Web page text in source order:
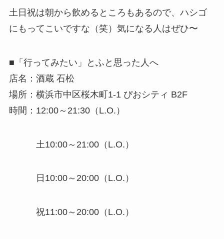
土日祝は朝から飲めるところもあるので、ハシゴ
にもってこいですな（笑）気になる人はぜひ〜
■「行ってみたい」とふと思った人へ
店名：酒蔵 石松
場所：横浜市中区桜木町1-1 ぴおシティ B2F
時間：12:00～21:30（L.O.）
土10:00～21:00（L.O.）
日10:00～20:00（L.O.）
祝11:00～20:00（L.O.）